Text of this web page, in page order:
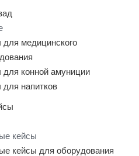
для медицинского
для конной амуниции
для напитков
кейсы
кейсы для оборудования